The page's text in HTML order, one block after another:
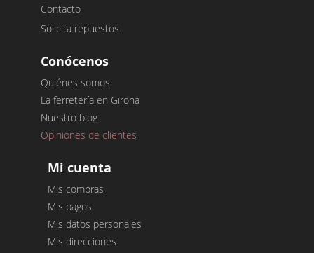
Contacto
Solicita repuestos
Conócenos
Quiénes somos
La ferretería en Girona
Nuestro blog
Opiniones de clientes
Mi cuenta
Mis compras
Mis pagos
Mis datos personales
Mis direcciones